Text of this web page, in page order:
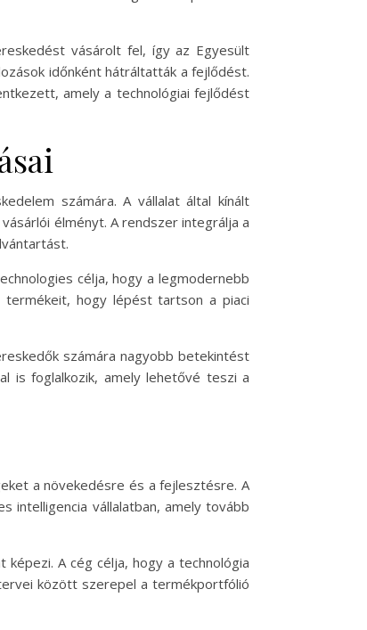
vásárolt fel, így az Egyesült
időnként hátráltatták a fejlődést.
amely a technológiai fejlődést
számára. A vállalat által kínált
élményt. A rendszer integrálja a
célja, hogy a legmodernebb
termékeit, hogy lépést tartson a piaci
számára nagyobb betekintést
is foglalkozik, amely lehetővé teszi a
a növekedésre és a fejlesztésre. A
vállalatban, amely tovább
A cég célja, hogy a technológia
között szerepel a termékportfólió